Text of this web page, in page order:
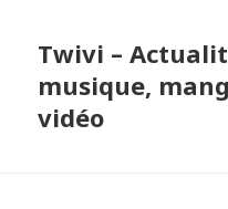
Twivi –
musique,
vidéo